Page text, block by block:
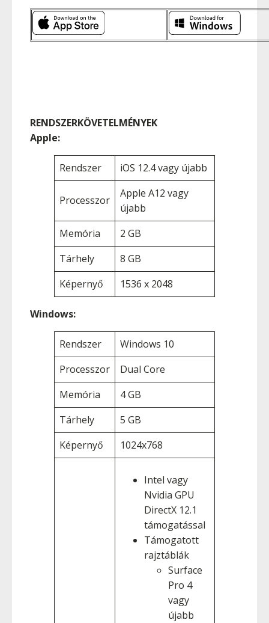
RENDSZERKÖVETELMÉNYEK
Apple:
Rendszer iOS 12.4 vagy újabb
Processzor
Apple A12 vagy
újabb
Memória
2 GB
Tárhely
8 GB
Képernyő
1536 x 2048
Windows:
Rendszer
Windows 10
Processzor
Dual Core
Memória
4 GB
Tárhely
5 GB
Képernyő
1024x768
Intel vagy
Nvidia GPU
DirectX 12.1
támogatással
Támogatott
rajztáblák
Surface
Pro 4
vagy
újabb